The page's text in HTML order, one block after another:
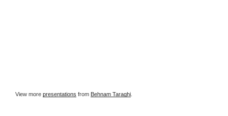
View more presentations from Behnam Taraghi